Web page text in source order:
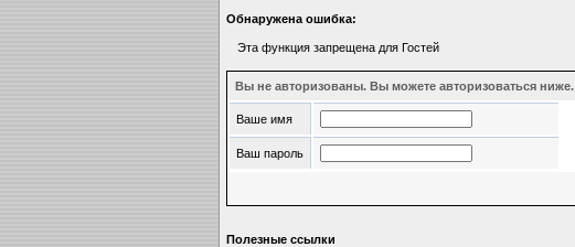
Обнаружена ошибка:
Эта функция запрещена для Гостей
Вы не авторизованы. Вы можете авторизоваться ниже.
Ваше имя
Ваш пароль
Полезные ссылки